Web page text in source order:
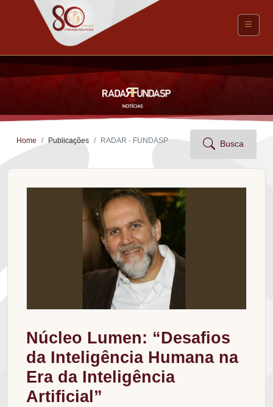
Home Publicações RADAR - FUNDASP Busca
Núcleo Lumen: “Desafios
da Inteligência Humana na
Era da Inteligência
Artificial”